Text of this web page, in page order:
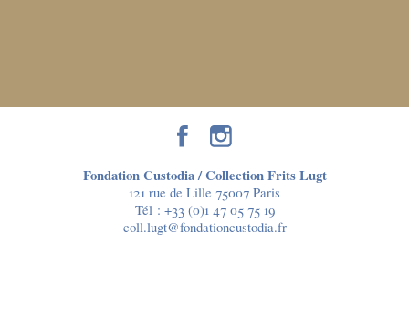
Fondation Custodia / Collection Frits Lugt
121 rue de Lille 75007 Paris
Tél : +33 (0)1 47 05 75 19
coll.lugt@fondationcustodia.fr